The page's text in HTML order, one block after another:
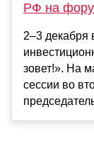
РФ на
2–3 декабря
зовет!». На
сессии во